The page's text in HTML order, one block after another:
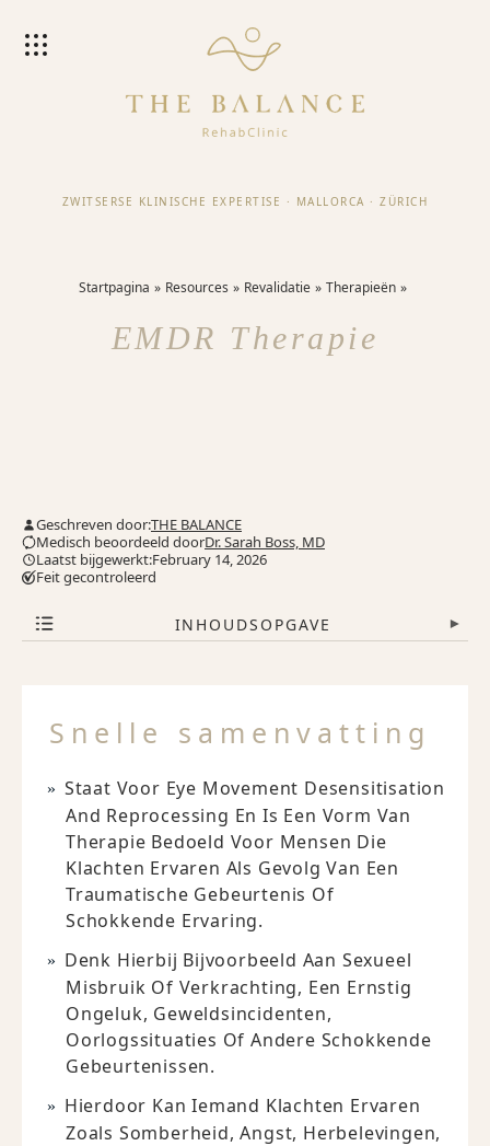
ZWITSERSE KLINISCHE EXPERTISE · MALLORCA · ZÜRICH
Startpagina Resources Revalidatie Therapieën
EMDR Therapie
Geschreven door:THE BALANCE
Medisch beoordeeld doorDr. Sarah Boss, MD
Laatst bijgewerkt:February 14, 2026
Feit gecontroleerd
INHOUDSOPGAVE ▾
Snelle samenvatting
Staat Voor Eye Movement Desensitisation
And Reprocessing En Is Een Vorm Van
Therapie Bedoeld Voor Mensen Die
Klachten Ervaren Als Gevolg Van Een
Traumatische Gebeurtenis Of
Schokkende Ervaring.
Denk Hierbij Bijvoorbeeld Aan Sexueel
Misbruik Of Verkrachting, Een Ernstig
Ongeluk, Geweldsincidenten,
Oorlogssituaties Of Andere Schokkende
Gebeurtenissen.
Hierdoor Kan Iemand Klachten Ervaren
Zoals Somberheid, Angst, Herbelevingen,